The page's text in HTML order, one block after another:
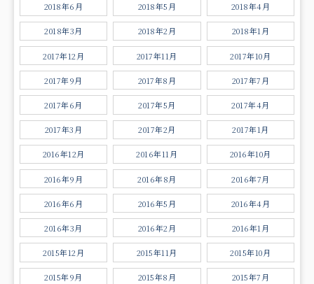
2018年6月 2018年5月 2018年4月
2018年3月 2018年2月 2018年1月
2017年12月 2017年11月 2017年10月
2017年9月 2017年8月 2017年7月
2017年6月 2017年5月 2017年4月
2017年3月 2017年2月 2017年1月
2016年12月 2016年11月 2016年10月
2016年9月 2016年8月 2016年7月
2016年6月 2016年5月 2016年4月
2016年3月 2016年2月 2016年1月
2015年12月 2015年11月 2015年10月
2015年9月 2015年8月 2015年7月